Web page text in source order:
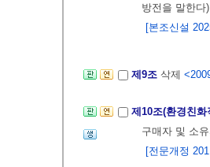
방전을 말한
[본조신설
제9조 삭제
제10조(환경친
구매자 및 소
[전문개정